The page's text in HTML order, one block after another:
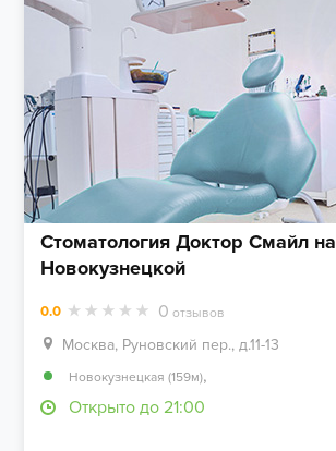
Стоматология Доктор Смайл на
Новокузнецкой
0.0 0 отзывов
Москва, Руновский пер., д.11-13
Новокузнецкая (159м),
Открыто до 21:00